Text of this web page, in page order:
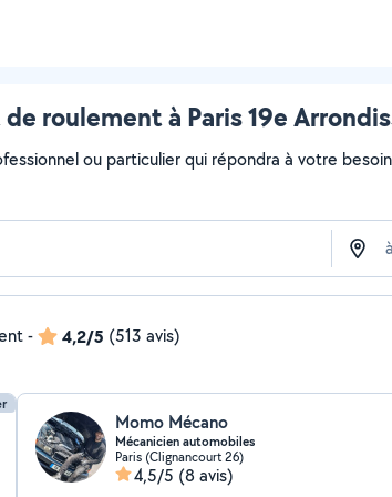
roulement à Paris 19e
ou particulier qui répondra à votre
à
- 4,2/5 (513 avis)
Momo Mécano
Mécanicien automobiles
Paris (Clignancourt 26)
4,5/5 (8 avis)